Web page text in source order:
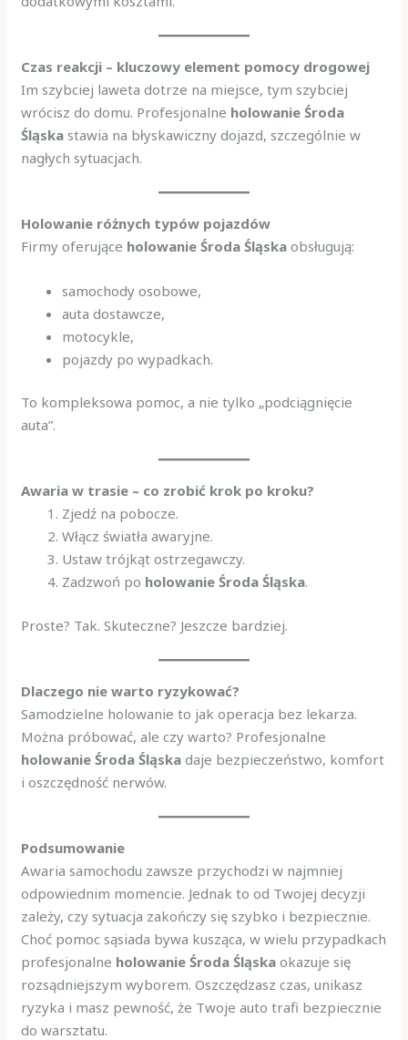
Czas reakcji – kluczowy element pomocy drogowej
Im szybciej laweta dotrze na miejsce, tym szybciej
wrócisz do domu. Profesjonalne holowanie Środa
Śląska stawia na błyskawiczny dojazd, szczególnie w
nagłych sytuacjach.
Holowanie różnych typów pojazdów
Firmy oferujące holowanie Środa Śląska obsługują:
samochody osobowe,
auta dostawcze,
motocykle,
pojazdy po wypadkach.
To kompleksowa pomoc, a nie tylko „podciągnięcie
auta”.
Awaria w trasie – co zrobić krok po kroku?
Zjedź na pobocze.
Włącz światła awaryjne.
Ustaw trójkąt ostrzegawczy.
Zadzwoń po holowanie Środa Śląska.
Proste? Tak. Skuteczne? Jeszcze bardziej.
Dlaczego nie warto ryzykować?
Samodzielne holowanie to jak operacja bez lekarza.
Można próbować, ale czy warto? Profesjonalne
holowanie Środa Śląska daje bezpieczeństwo, komfort
i oszczędność nerwów.
Podsumowanie
Awaria samochodu zawsze przychodzi w najmniej
odpowiednim momencie. Jednak to od Twojej decyzji
zależy, czy sytuacja zakończy się szybko i bezpiecznie.
Choć pomoc sąsiada bywa kusząca, w wielu przypadkach
profesjonalne holowanie Środa Śląska okazuje się
rozsądniejszym wyborem. Oszczędzasz czas, unikasz
ryzyka i masz pewność, że Twoje auto trafi bezpiecznie
do warsztatu.